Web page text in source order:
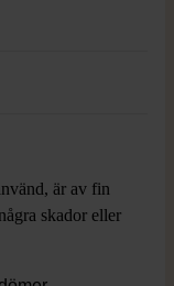
är av fin
skador eller